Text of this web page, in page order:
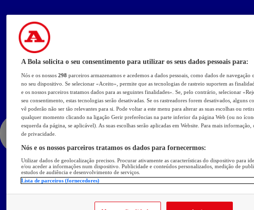
A Bola solicita o seu consentimento para utilizar os seus dados pessoais para:
Nós e os nossos 298 parceiros armazenamos e acedemos a dados pessoais, como dados de
no seu dispositivo. Se selecionar «Aceito», permite que as tecnologias de rastreio suportem as
e os nossos parceiros tratamos dados para as seguintes finalidades». Se, pelo contrário, selecionar
seu consentimento, estas tecnologias serão desativadas. Se os rastreadores forem desativados, alguns
vê poderão não ser tão relevantes para si. Pode voltar a este menu para alterar as suas escolhas ou
qualquer momento clicando na ligação Gerir preferências na parte inferior da página Web (ou no
esquerda da página, se aplicável). As suas escolhas serão aplicadas em Website. Para mais
de privacidade.
Nós e os nossos parceiros tratamos os dados para fornecermos:
Utilizar dados de geolocalização precisos. Procurar ativamente as características do dispositivo para
e/ou aceder a informações num dispositivo. Publicidade e conteúdos personalizados, medição de
estudos de audiência e desenvolvimento de serviços.
Lista de parceiros (fornecedores)